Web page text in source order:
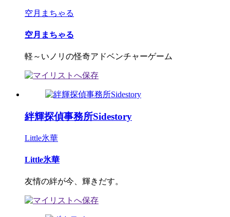
空月まちゃる
空月まちゃる
軽～いノリの怪奇アドベンチャーゲーム
絆輝探偵事務所Sidestory
Little氷華
Little氷華
友情の絆が今、輝きだす。